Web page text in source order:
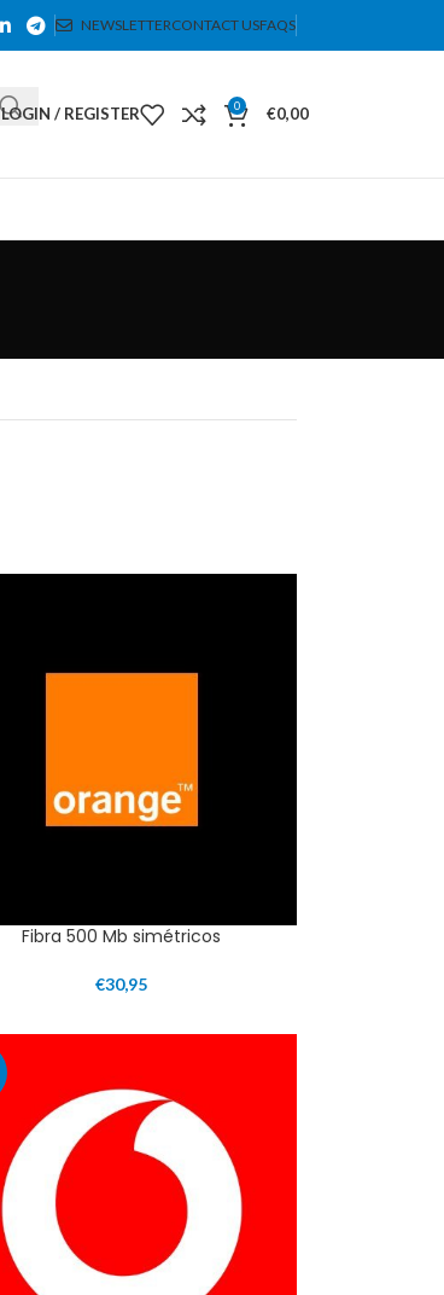
NEWSLETTERCONTACT USFAQS
LOGIN / REGISTER 0 €0,00
Fibra 500 Mb simétricos
€30,95